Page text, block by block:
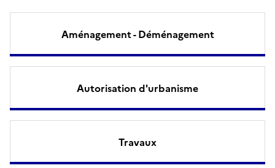
Aménagement - Déménagement
Autorisation d'urbanisme
Travaux